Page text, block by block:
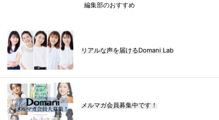
編集部のおすすめ
リアルな声を届けるDomani Lab
メルマガ会員募集中です！